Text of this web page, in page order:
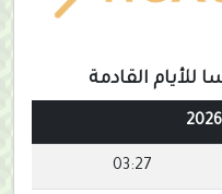
للأيام القادمة
03:27